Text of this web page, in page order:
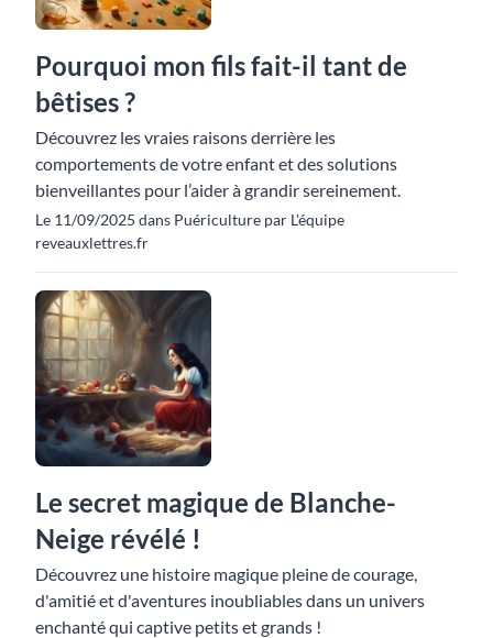
Pourquoi mon fils fait-il tant de
bêtises ?
Découvrez les vraies raisons derrière les
comportements de votre enfant et des solutions
bienveillantes pour l’aider à grandir sereinement.
Le 11/09/2025 dans Puériculture par L'équipe
reveauxlettres.fr
Le secret magique de Blanche-
Neige révélé !
Découvrez une histoire magique pleine de courage,
d'amitié et d'aventures inoubliables dans un univers
enchanté qui captive petits et grands !